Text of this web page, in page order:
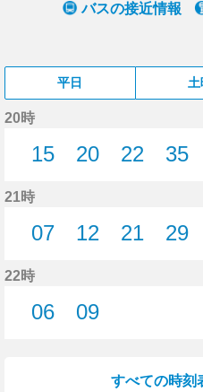
バスの接近情報
平日
20時
15
20
22
35
21時
07
12
21
29
22時
06
09
すべての時刻